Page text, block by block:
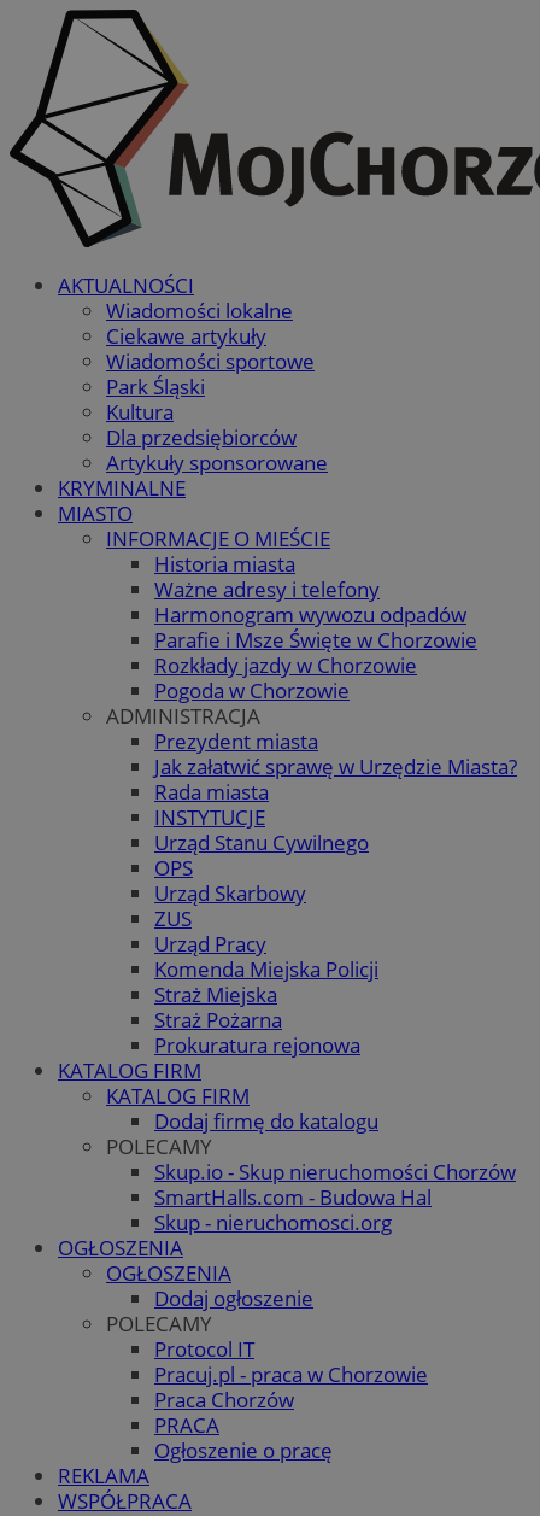
AKTUALNOŚCI
Wiadomości lokalne
Ciekawe artykuły
Wiadomości sportowe
Park Śląski
Kultura
Dla przedsiębiorców
Artykuły sponsorowane
KRYMINALNE
MIASTO
INFORMACJE O MIEŚCIE
Historia miasta
Ważne adresy i telefony
Harmonogram wywozu odpadów
Parafie i Msze Święte w Chorzowie
Rozkłady jazdy w Chorzowie
Pogoda w Chorzowie
ADMINISTRACJA
Prezydent miasta
Jak załatwić sprawę w Urzędzie Miasta?
Rada miasta
INSTYTUCJE
Urząd Stanu Cywilnego
OPS
Urząd Skarbowy
ZUS
Urząd Pracy
Komenda Miejska Policji
Straż Miejska
Straż Pożarna
Prokuratura rejonowa
KATALOG FIRM
KATALOG FIRM
Dodaj firmę do katalogu
POLECAMY
Skup.io - Skup nieruchomości Chorzów
SmartHalls.com - Budowa Hal
Skup - nieruchomosci.org
OGŁOSZENIA
OGŁOSZENIA
Dodaj ogłoszenie
POLECAMY
Protocol IT
Pracuj.pl - praca w Chorzowie
Praca Chorzów
PRACA
Ogłoszenie o pracę
REKLAMA
WSPÓŁPRACA